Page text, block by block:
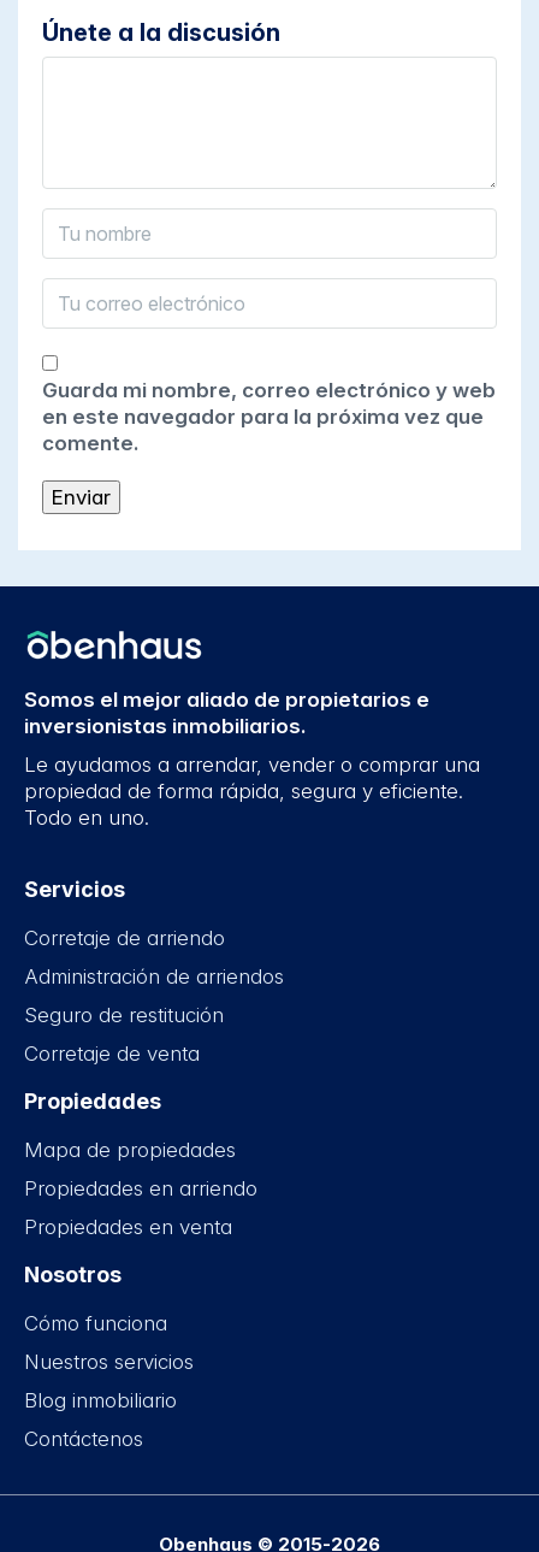
Únete a la discusión
Guarda mi nombre, correo electrónico y web
en este navegador para la próxima vez que
comente.
Somos el mejor aliado de propietarios e
inversionistas inmobiliarios.
Le ayudamos a arrendar, vender o comprar una
propiedad de forma rápida, segura y eficiente.
Todo en uno.
Servicios
Corretaje de arriendo
Administración de arriendos
Seguro de restitución
Corretaje de venta
Propiedades
Mapa de propiedades
Propiedades en arriendo
Propiedades en venta
Nosotros
Cómo funciona
Nuestros servicios
Blog inmobiliario
Contáctenos
Obenhaus © 2015-2026